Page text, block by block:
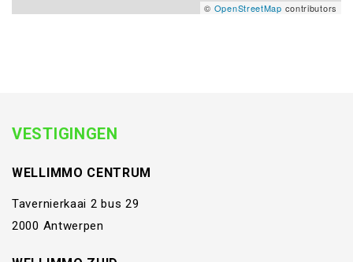
© OpenStreetMap contributors
VESTIGINGEN
WELLIMMO CENTRUM
Tavernierkaai 2 bus 29
2000 Antwerpen